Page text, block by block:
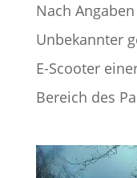
Nach
Unbekannter
E-Scooter
Bereich des